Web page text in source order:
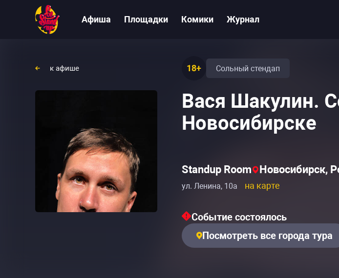
Афиша Площадки Комики Журнал
к афише 18+ Сольный стендап
Вася Шакулин.
Новосибирске
Standup Room Новосибирск,
ул. Ленина, 10а на карте
Событие состоялось
Посмотреть все города тура